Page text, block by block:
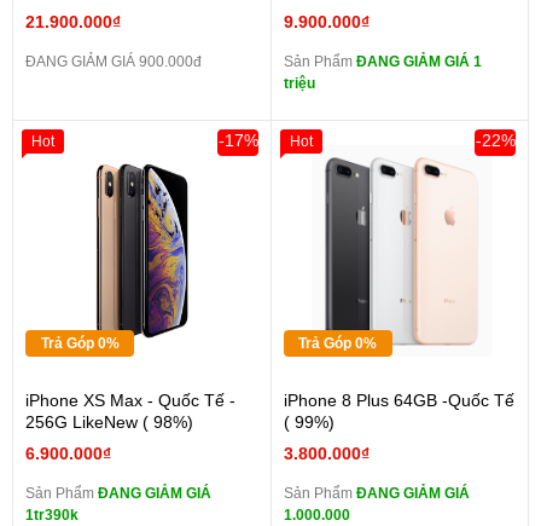
21.900.000₫
ĐANG GIẢM GIÁ 900.000đ
9.900.000₫
Sản Phẩm ĐANG GIẢM GIÁ 1
triệu
Trả Góp 0%
iPhone XS Max - Quốc Tế -
256G LikeNew ( 98%)
6.900.000₫
-17%
Sản Phẩm ĐANG GIẢM GIÁ
1tr390k
Hot
Trả Góp 0%
iPhone 8 Plus 64GB -Quốc Tế
( 99%)
3.800.000₫
-22%
Sản Phẩm ĐANG GIẢM GIÁ
1.000.000
Hot